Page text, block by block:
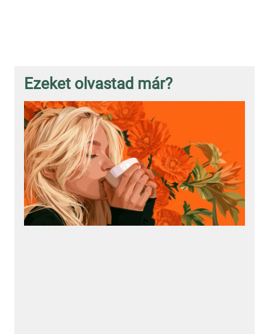
Ezeket olvastad már?